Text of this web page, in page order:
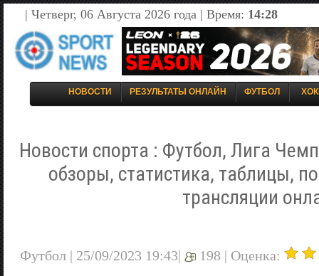
| Четверг, 06 Августа 2026 года | Время: 14:28
НОВОСТИ РЕЗУЛЬТАТЫ ОНЛАЙН ФУТБОЛ
Новости спорта : Футбол, Лига
обзоры, статистика, таблицы,
трансляции
Футбол | 25/09/2023 19:43| 198 | Оценка: